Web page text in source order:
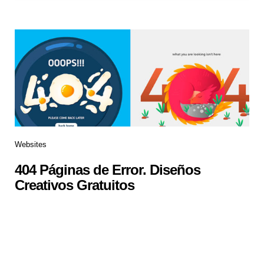
Websites
404 Páginas de Error. Diseños
Creativos Gratuitos